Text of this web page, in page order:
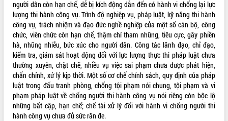
VIDEO
Không có file video nào để phát.
người dân còn hạn chế, dễ bị kích động dẫn đến có hành vi chống lại lực
lượng thi hành công vụ. Trình độ nghiệp vụ, pháp luật, kỹ năng thi hành
công vụ, trách nhiệm và đạo đức nghề nghiệp của một số cán bộ, công
chức, viên chức còn hạn chế, thậm chí tham nhũng, tiêu cực, gây phiền
hà, nhũng nhiễu, bức xúc cho người dân. Công tác lãnh đạo, chỉ đạo,
kiểm tra, giám sát hoạt động đối với lực lượng thực thi pháp luật chưa
thường xuyên, chặt chẽ, nhiều vụ việc sai phạm chưa được phát hiện,
chấn chỉnh, xử lý kịp thời. Một số cơ chế chính sách, quy định của pháp
luật trong đấu tranh phòng, chống tội phạm nói chung, tội phạm và vi
phạm pháp luật về chống người thi hành công vụ nói riêng còn bộc lộ
những bất cập, hạn chế; chế tài xử lý đối với hành vi chống người thi
hành công vụ chưa đủ sức răn đe.